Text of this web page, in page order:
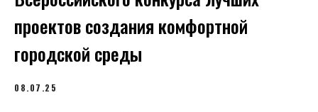
проектов создания комфортной
городской среды
08.07.25